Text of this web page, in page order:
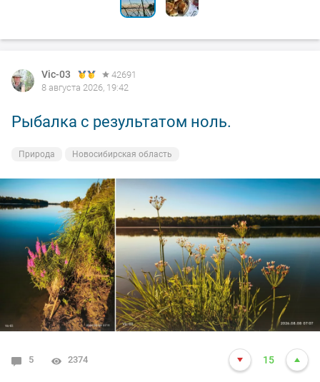
Vic-03
42691
8 августа 2026, 19:42
Рыбалка с результатом ноль.
Природа Новосибирская область
5 2374 15